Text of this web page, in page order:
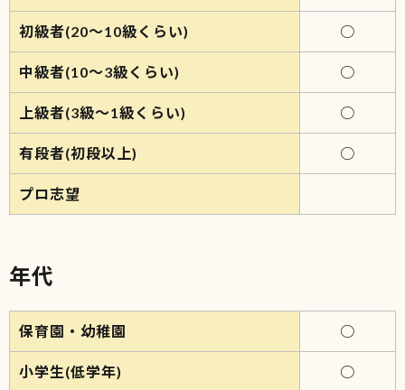
初級者(20～10級くらい) ○
中級者(10～3級くらい) ○
上級者(3級～1級くらい) ○
有段者(初段以上) ○
プロ志望
年代
保育園・幼稚園 ○
小学生(低学年) ○